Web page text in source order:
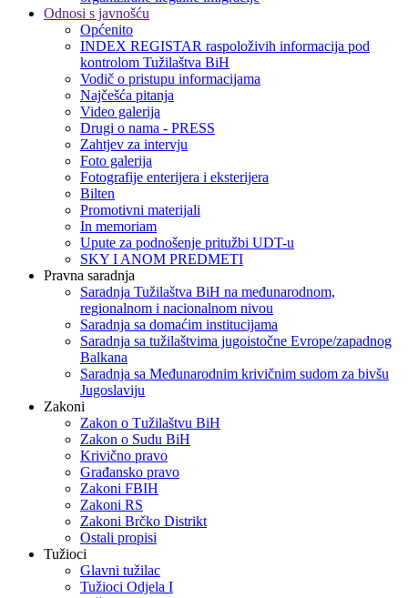
Odnosi s javnošću
Općenito
INDEX REGISTAR raspoloživih informacija pod
kontrolom Tužilaštva BiH
Vodič o pristupu informacijama
Najčešća pitanja
Video galerija
Drugi o nama - PRESS
Zahtjev za intervju
Foto galerija
Fotografije enterijera i eksterijera
Bilten
Promotivni materijali
In memoriam
Upute za podnošenje pritužbi UDT-u
SKY I ANOM PREDMETI
Pravna saradnja
Saradnja Tužilaštva BiH na međunarodnom,
regionalnom i nacionalnom nivou
Saradnja sa domaćim institucijama
Saradnja sa tužilaštvima jugoistočne Evrope/zapadnog
Balkana
Saradnja sa Međunarodnim krivičnim sudom za bivšu
Jugoslaviju
Zakoni
Zakon o Тužilaštvu BiH
Zakon o Sudu BiH
Krivično pravo
Građansko pravo
Zakoni FBIH
Zakoni RS
Zakoni Brčko Distrikt
Ostali propisi
Tužioci
Glavni tužilac
Tužioci Odjela I